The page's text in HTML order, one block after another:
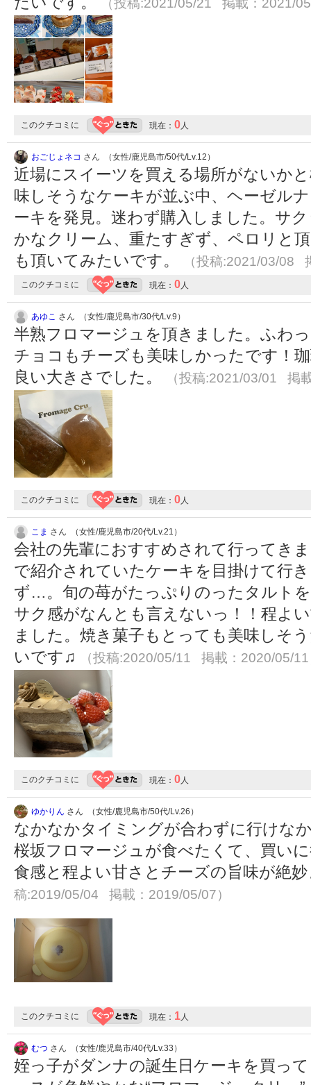
（投稿:2021/05/21 掲載：2021/
このクチコミに 現在： 0人
おごじょネコ さん （女性/鹿児島市/50代/Lv.12）
近場にスイーツを買える場所がないか
味しそうなケーキが並ぶ中、ヘーゼル
ーキを発見。迷わず購入しました。サ
かなクリーム、重たすぎず、ペロリと
も頂いてみたいです。
（投稿:2021/03/08
このクチコミに 現在： 0人
あゆこ さん （女性/鹿児島市/30代/Lv.9）
半熟フロマージュを頂きました。ふわ
チョコもチーズも美味しかったです！
良い大きさでした。
（投稿:2021/03/01 掲
このクチコミに 現在： 0人
こま さん （女性/鹿児島市/20代/Lv.21）
会社の先輩におすすめされて行ってき
で紹介されていたケーキを目掛けて行
ず…。旬の苺がたっぷりのったタルト
サク感がなんとも言えないっ！！程よ
ました。焼き菓子もとっても美味しそ
いです♫
（投稿:2020/05/11 掲載：2020/05/
このクチコミに 現在： 0人
ゆかりん さん （女性/鹿児島市/50代/Lv.26）
なかなかタイミングが合わずに行けな
桜坂フロマージュが食べたくて、買い
食感と程よい甘さとチーズの旨味が絶
稿:2019/05/04 掲載：2019/05/07）
このクチコミに 現在： 1人
むつ さん （女性/鹿児島市/40代/Lv.33）
姪っ子がダンナの誕生日ケーキを買っ